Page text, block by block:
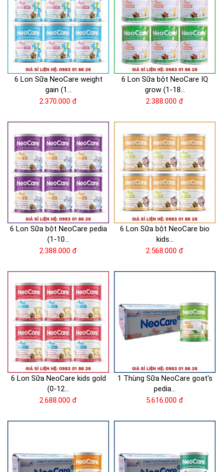
6 Lon Sữa NeoCare weight
gain (1...
2.370.000 đ
6 Lon Sữa bột NeoCare IQ
grow (1-18...
2.388.000 đ
6 Lon Sữa bột NeoCare pedia
(1-10...
2.388.000 đ
6 Lon Sữa bột NeoCare bio
kids...
2.568.000 đ
6 Lon Sữa NeoCare kids gold
(0-12...
2.688.000 đ
1 Thùng Sữa NeoCare goat's
pedia...
5.616.000 đ